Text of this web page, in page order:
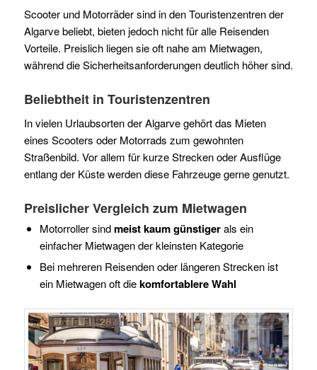
Scooter und Motorräder sind in den Touristenzentren der
Algarve beliebt, bieten jedoch nicht für alle Reisenden
Vorteile. Preislich liegen sie oft nahe am Mietwagen,
während die Sicherheitsanforderungen deutlich höher sind.
Beliebtheit in Touristenzentren
In vielen Urlaubsorten der Algarve gehört das Mieten
eines Scooters oder Motorrads zum gewohnten
Straßenbild. Vor allem für kurze Strecken oder Ausflüge
entlang der Küste werden diese Fahrzeuge gerne genutzt.
Preislicher Vergleich zum Mietwagen
Motorroller sindmeist kaum günstigerals ein
einfacher Mietwagen der kleinsten Kategorie
Bei mehreren Reisenden oder längeren Strecken ist
ein Mietwagen oft diekomfortablere Wahl